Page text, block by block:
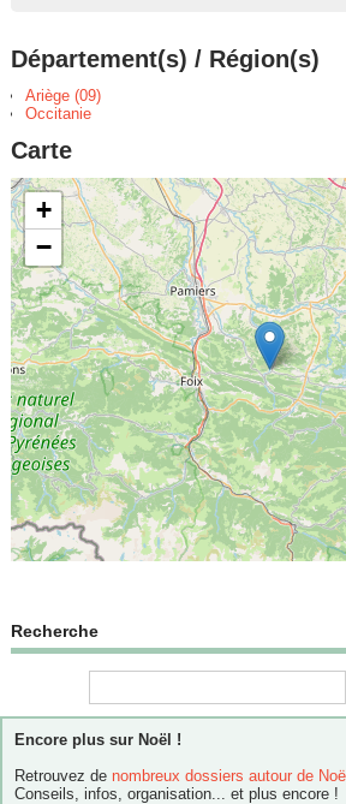
Département(s) / Région(s)
Ariège (09)
Occitanie
Carte
+
−
Recherche
Encore plus sur Noël !
Retrouvez de nombreux dossiers autour de
Conseils, infos, organisation... et plus encore !